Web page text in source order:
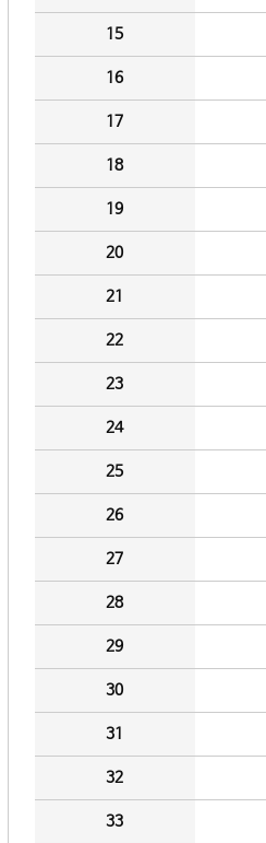
15
16
17
18
19
20
21
22
23
24
25
26
27
28
29
30
31
32
33